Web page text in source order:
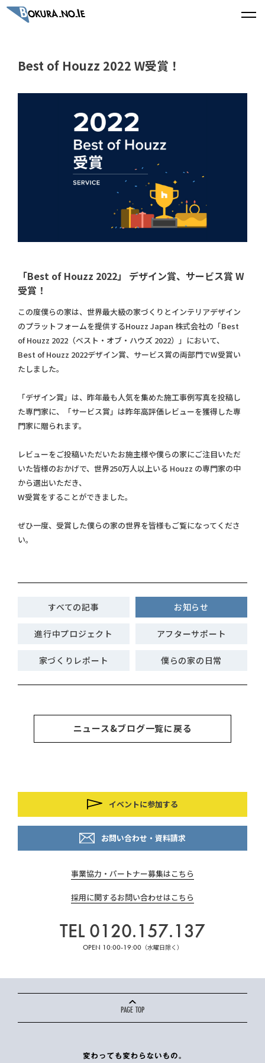
Best of Houzz 2022 W受賞！
「Best of Houzz 2022」 デザイン賞、サービス賞 W
受賞！
この度僕らの家は、世界最大級の家づくりとインテリアデザイン
のプラットフォームを提供するHouzz Japan 株式会社の「Best
of Houzz 2022（ベスト・オブ・ハウズ 2022）」において、
Best of Houzz 2022デザイン賞、サービス賞の両部門でW受賞い
たしました。
「デザイン賞」は、昨年最も人気を集めた施工事例写真を投稿し
た専門家に、「サービス賞」は昨年高評価レビューを獲得した専
門家に贈られます。
レビューをご投稿いただいたお施主様や僕らの家にご注目いただ
いた皆様のおかげで、世界250万人以上いる Houzz の専門家の中
から選出いただき、
W受賞をすることができました。
ぜひ一度、受賞した僕らの家の世界を皆様もご覧になってくださ
い。
すべての記事 お知らせ
進行中プロジェクト アフターサポート
家づくりレポート 僕らの家の日常
ニュース&ブログ一覧に戻る
イベントに参加する
お問い合わせ・資料請求
事業協力・パートナー募集はこちら
採用に関するお問い合わせはこちら
TEL 0120.157.137
OPEN 10:00-19:00（水曜日除く）
PAGE TOP